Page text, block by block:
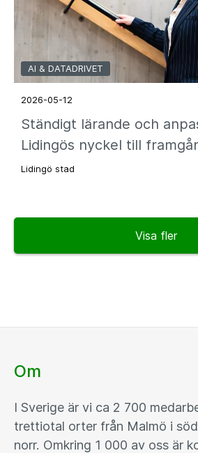
AI & DATADRIVET
2026-05-12
Ständigt lärande och
Lidingös nyckel till
Lidingö stad
Visa fler
Om
I Sverige är vi ca 2 700
trettiotal orter från Malmö i
norr. Omkring 1 000 av oss är